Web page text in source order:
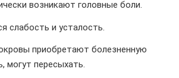
возникают головные боли.
слабость и усталость.
приобретают болезненную
могут пересыхать.